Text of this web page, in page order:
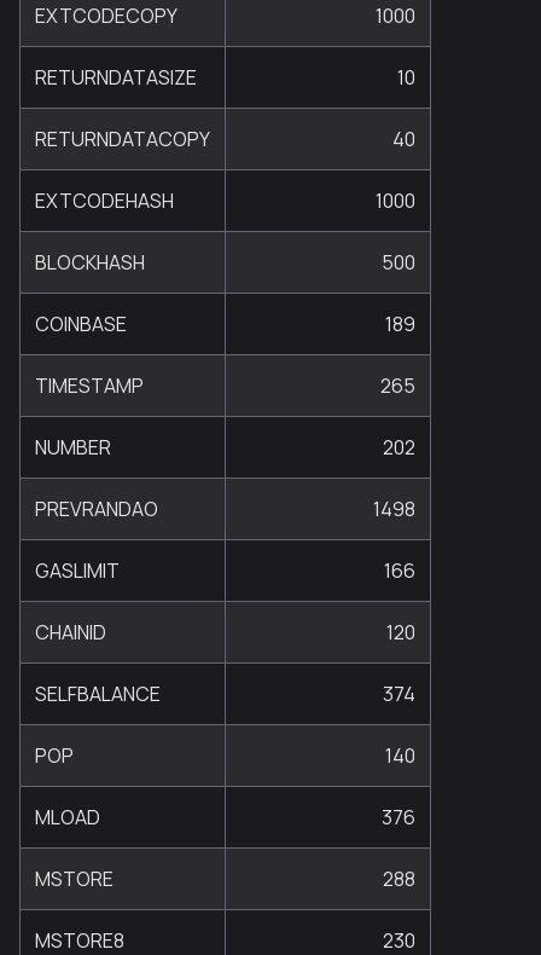
EXTCODECOPY 1000
RETURNDATASIZE 10
RETURNDATACOPY 40
EXTCODEHASH 1000
BLOCKHASH 500
COINBASE 189
TIMESTAMP 265
NUMBER 202
PREVRANDAO 1498
GASLIMIT 166
CHAINID 120
SELFBALANCE 374
POP 140
MLOAD 376
MSTORE 288
MSTORE8 230